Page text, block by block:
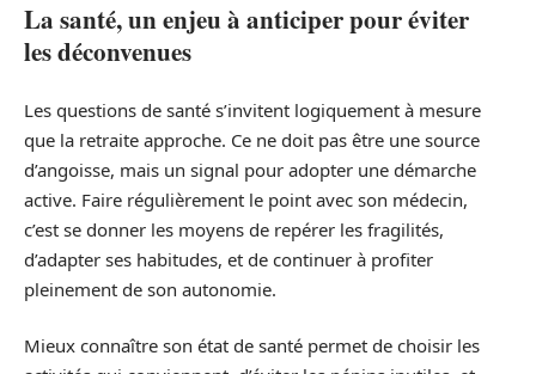
La santé, un enjeu à anticiper pour éviter
les déconvenues
Les questions de santé s’invitent logiquement à mesure
que la retraite approche. Ce ne doit pas être une source
d’angoisse, mais un signal pour adopter une démarche
active. Faire régulièrement le point avec son médecin,
c’est se donner les moyens de repérer les fragilités,
d’adapter ses habitudes, et de continuer à profiter
pleinement de son autonomie.
Mieux connaître son état de santé permet de choisir les